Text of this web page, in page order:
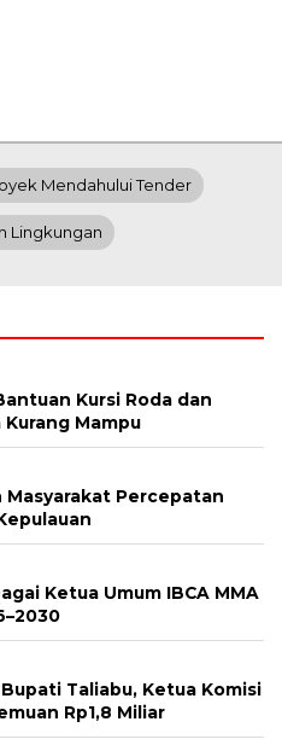
Mendahului Tender
Lingkungan
Kursi Roda dan
Mampu
Masyarakat Percepatan
Ketua Umum IBCA MMA
Taliabu, Ketua Komisi
Rp1,8 Miliar